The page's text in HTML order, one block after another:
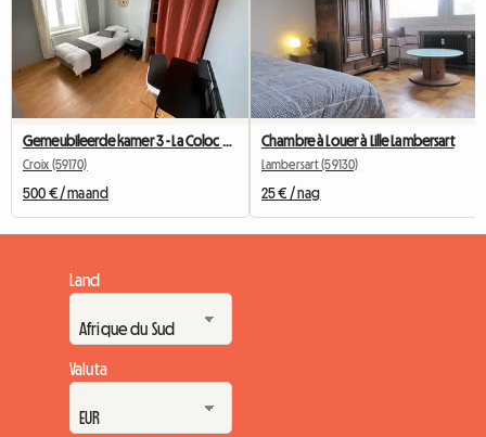
Gemeubileerde kamer 3 - La Coloc Du Fresnoy
Croix (59170)
500 € / maand
Chambre à Louer à Lille Lambersart
Lambersart (59130)
25 € / nag
Land
Valuta